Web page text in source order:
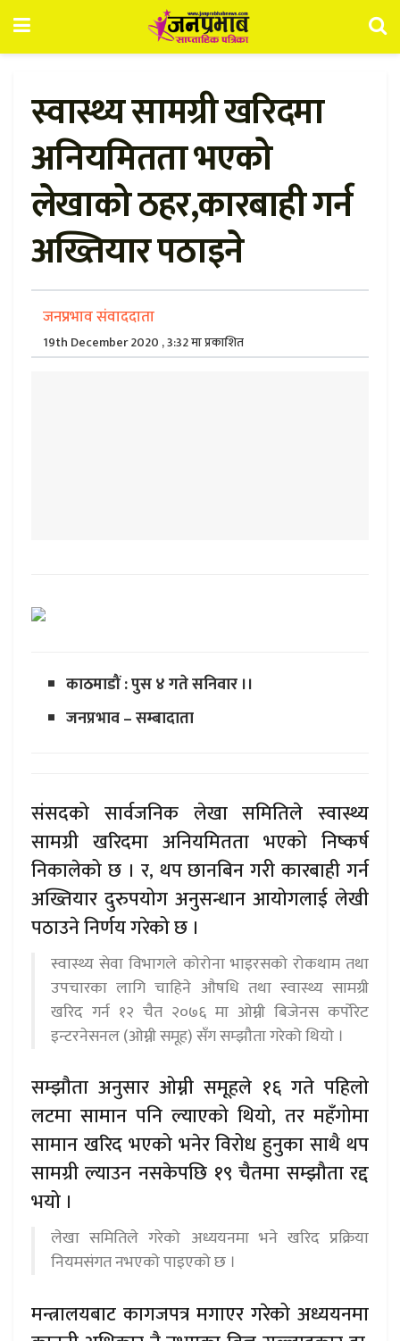
स्वास्थ्य सामग्री खरिदमा
अनियमितता भएको
लेखाको ठहर,कारबाही गर्न
अख्तियार पठाइने
जनप्रभाव संवाददाता
19th December 2020 , 3:32 मा प्रकाशित
काठमाडौं : पुस ४ गते सनिवार ।।
जनप्रभाव – सम्बादाता
संसदको सार्वजनिक लेखा समितिले स्वास्थ्य
सामग्री खरिदमा अनियमितता भएको निष्कर्ष
निकालेको छ । र, थप छानबिन गरी कारबाही गर्न
अख्तियार दुरुपयोग अनुसन्धान आयोगलाई लेखी
पठाउने निर्णय गरेको छ ।
स्वास्थ्य सेवा विभागले कोरोना भाइरसको रोकथाम तथा
उपचारका लागि चाहिने औषधि तथा स्वास्थ्य सामग्री
खरिद गर्न १२ चैत २०७६ मा ओम्नी बिजेनस कर्पोरेट
इन्टरनेसनल (ओम्नी समूह) सँग सम्झौता गरेको थियो ।
सम्झौता अनुसार ओम्नी समूहले १६ गते पहिलो
लटमा सामान पनि ल्याएको थियो, तर महँगोमा
सामान खरिद भएको भनेर विरोध हुनुका साथै थप
सामग्री ल्याउन नसकेपछि १९ चैतमा सम्झौता रद्द
भयो ।
लेखा समितिले गरेको अध्ययनमा भने खरिद प्रक्रिया
नियमसंगत नभएको पाइएको छ ।
मन्त्रालयबाट कागजपत्र मगाएर गरेको अध्ययनमा